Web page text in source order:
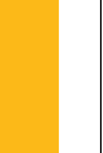
(hvid)
stjerner.